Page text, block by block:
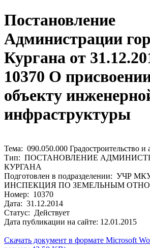
Постановление
Администрации
Кургана от
10370 О
объекту
инфраструктуры
Тема: 090.050.000 Градостроительство и
Тип: ПОСТАНОВЛЕНИЕ
КУРГАНА
Подготовлен в подразделении: УЧР
ИНСПЕКЦИЯ ПО ЗЕМЕЛЬНЫМ
Номер: 10370
Дата: 31.12.2014
Статус: Действует
Дата публикации на сайте: 12.01.2015
Скачать документ в формате Microsoft